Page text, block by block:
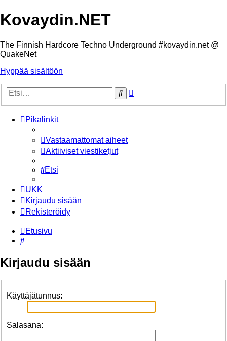
Kovaydin.NET
The Finnish Hardcore Techno Underground #kovaydin.net @
QuakeNet
Hyppää sisältöön
Etsi
Pikalinkit
Vastaamattomat aiheet
Aktiiviset viestiketjut
Etsi
UKK
Kirjaudu sisään
Rekisteröidy
Etusivu
Etsi
Kirjaudu sisään
Käyttäjätunnus:
Salasana: